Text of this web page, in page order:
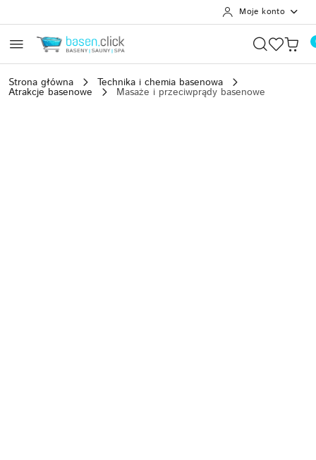
Moje konto
Strona główna Technika i chemia basenowa
Atrakcje basenowe Masaże i przeciwprądy basenowe